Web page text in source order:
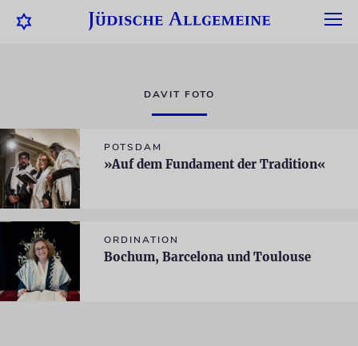
DAVIT FOTO
POTSDAM
»Auf dem Fundament der Tradition«
ORDINATION
Bochum, Barcelona und Toulouse